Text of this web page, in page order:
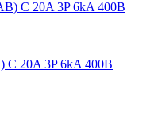
C 20A 3P 6kA 400В